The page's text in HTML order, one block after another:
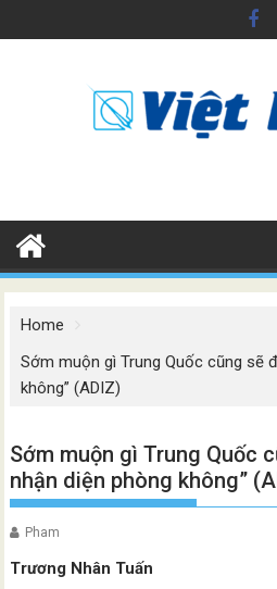
to
Home
Sớm muộn gì Trung Quốc cũng sẽ
không” (ADIZ)
Sớm muộn gì Trung Quốc
nhận diện phòng không”
Pham
Trương Nhân Tuấn